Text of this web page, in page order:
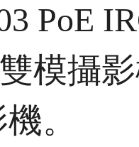
PoE
模攝
。